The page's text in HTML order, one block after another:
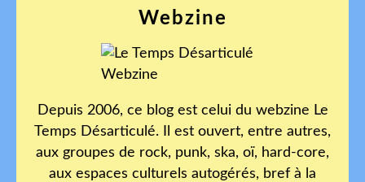
Webzine
Depuis 2006, ce blog est celui du webzine Le
Temps Désarticulé. Il est ouvert, entre autres,
aux groupes de rock, punk, ska, oï, hard-core,
aux espaces culturels autogérés, bref à la